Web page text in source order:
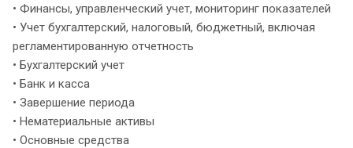
• Финансы, управленческий учет, мониторинг показателей
• Учет бухгалтерский, налоговый, бюджетный, включая
регламентированную отчетность
• Бухгалтерский учет
• Банк и касса
• Завершение периода
• Нематериальные активы
• Основные средства